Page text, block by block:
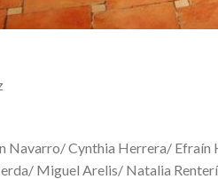
Navarro/ Cynthia Herrera/
Miguel Arelis/ Natalia